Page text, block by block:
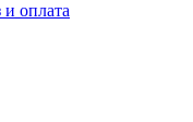
и оплата